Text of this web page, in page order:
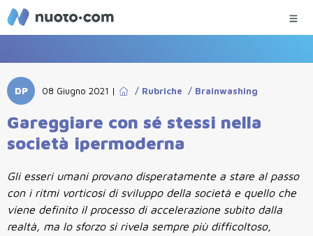
DP 08 Giugno 2021 | / Rubriche / Brainwashing
Gareggiare con sé stessi nella
società ipermoderna
Gli esseri umani provano disperatamente a stare al passo
con i ritmi vorticosi di sviluppo della società e quello che
viene definito il processo di accelerazione subito dalla
realtà, ma lo sforzo si rivela sempre più difficoltoso,